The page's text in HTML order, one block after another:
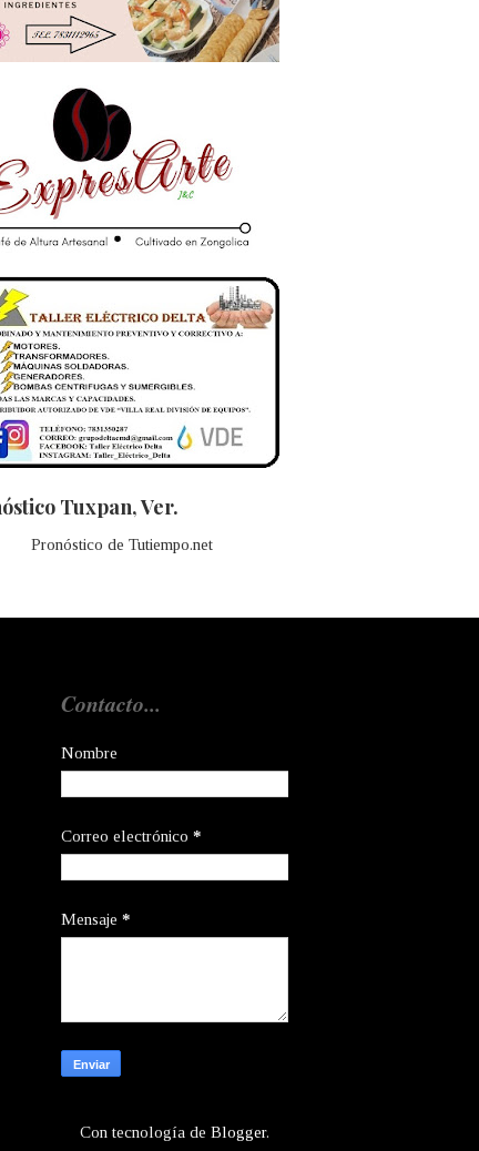
Tuxpan, Ver.
Pronóstico de Tutiempo.net
Contacto...
Nombre
Correo electrónico *
Mensaje *
Con tecnología de Blogger.